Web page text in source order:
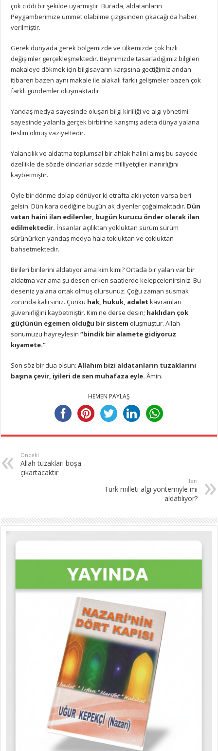
çok ciddi bir şekilde uyarmıştır. Burada, aldatanların
Peygamberimize ümmet olabilme çizgisinden çıkacağı da haber
verilmiştir.
Gerek dünyada gerek bölgemizde ve ülkemizde çok hızlı
değişimler gerçekleşmektedir. Beynimizde tasarladığımız bilgileri
makaleye dökmek için bilgisayarın karşısına geçtiğimiz andan
itibaren bazen aynı makale ile alakalı farklı gelişmeler bazen çok
farklı gündemler oluşmaktadır.
Yandaş medya sayesinde oluşan bilgi kirliliği ve algı yönetimi
sayesinde yalanla gerçek birbirine karışmış adeta dünya yalana
teslim olmuş vaziyettedir.
Yalancılık ve aldatma toplumsal bir ahlak halini almış bu sayede
özellikle de sözde dindarlar sözde milliyetçiler inanırlığını
kaybetmiştir.
Öyle bir dönme dolap dönüyor ki etrafta aklı yeten varsa beri
gelsin. Dün kara dediğine bugün ak diyenler çoğalmaktadır. Dün
vatan haini ilan edilenler, bugün kurucu önder olarak ilan
edilmektedir. İnsanlar açılıktan yokluktan sürüm sürüm
sürünürken yandaş medya hala tokluktan ve çokluktan
bahsetmektedir.
Birileri birilerini aldatıyor ama kim kimi? Ortada bir yalan var bir
aldatma var ama şu desen erken saatlerde kelepçelenirsiniz. Bu
deseniz yalana ortak olmuş olursunuz. Çoğu zaman susmak
zorunda kalırsınız. Çünkü hak, hukuk, adalet kavramları
güvenirliğini kaybetmiştir. Kim ne derse desin; haklıdan çok
güçlünün egemen olduğu bir sistem oluşmuştur. Allah
sonumuzu hayreylesin“bindik bir alamete gidiyoruz
kıyamete.”
Son söz bir dua olsun:Allahım bizi aldatanların tuzaklarını
başına çevir, iyileri de sen muhafaza eyle. Âmin.
HEMEN PAYLAŞ
Önceki
Allah tuzakları boşa
çıkartacaktır
İleri
Türk milleti algı yöntemiyle mi
aldatılıyor?